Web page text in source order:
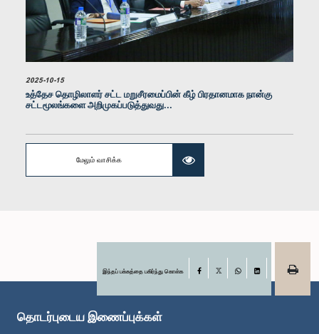
கௌரவ (செல்வி) கிருஷ்ணன் கலைச்செல்வி, பா.உ.
உறுப்பினர்
2025-10-15
உத்தேச தொழிலாளர் சட்ட மறுசீரமைப்பின் கீழ் பிரதானமாக நான்கு
சட்டமூலங்களை அறிமுகப்படுத்துவது...
மேலும் வாசிக்க
இந்தப் பக்கத்தை பகிர்ந்து கொள்க Facebook
LinkedIn
தொடர்புடைய இணைப்புக்கள்